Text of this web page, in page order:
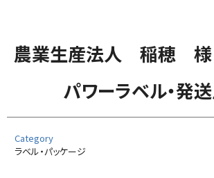
農業生産法人 稲穂 様
パワーラベル・発
Category
ラベル・パッケージ